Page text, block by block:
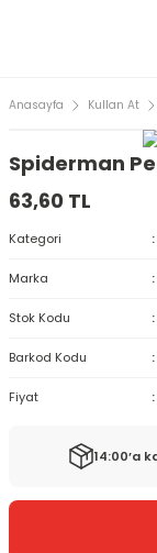
Anasayfa Kullan At
Spiderman
63,60 TL
Kategori
Marka
Stok Kodu
Barkod Kodu
Fiyat
14:00’a